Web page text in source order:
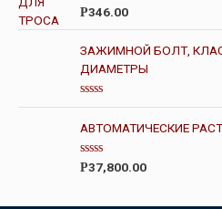
и
з
О
е
н
к
а
и
з
Р346.00
ЗАЖИМНОЙ БОЛТ,
ДИАМЕТРЫ
О
е
н
к
а
АВТОМАТИЧЕСКИЕ
О
Р37,800.00